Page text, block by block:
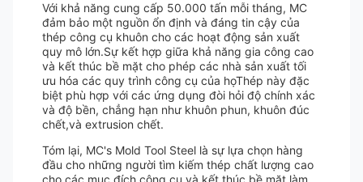
Với khả năng cung cấp 50.000 tấn mỗi tháng, MC
đảm bảo một nguồn ổn định và đáng tin cậy của
thép công cụ khuôn cho các hoạt động sản xuất
quy mô lớn.Sự kết hợp giữa khả năng gia công cao
và kết thúc bề mặt cho phép các nhà sản xuất tối
ưu hóa các quy trình công cụ của họThép này đặc
biệt phù hợp với các ứng dụng đòi hỏi độ chính xác
và độ bền, chẳng hạn như khuôn phun, khuôn đúc
chết,và extrusion chết.
Tóm lại, MC's Mold Tool Steel là sự lựa chọn hàng
đầu cho những người tìm kiếm thép chất lượng cao
cho các mục đích công cụ.và kết thúc bề mặt làm